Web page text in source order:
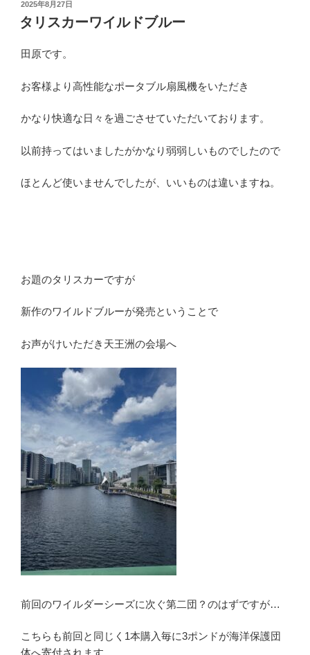
投
稿
日:
2025年8月27日
タリスカーワイルドブルー
田原です。
お客様より高性能なポータブル扇風機をいただき
かなり快適な日々を過ごさせていただいております。
以前持ってはいましたがかなり弱弱しいものでしたので
ほとんど使いませんでしたが、いいものは違いますね。
お題のタリスカーですが
新作のワイルドブルーが発売ということで
お声がけいただき天王洲の会場へ
前回のワイルダーシーズに次ぐ第二団？のはずですが…
こちらも前回と同じく1本購入毎に3ポンドが海洋保護団
体へ寄付されます